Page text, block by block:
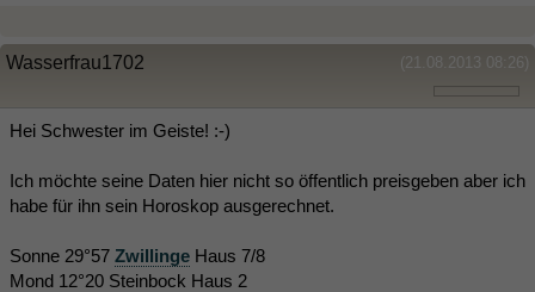
(21.08.2013 08:26)
Wasserfrau1702
Hei Schwester im Geiste! :-)
Ich möchte seine Daten hier nicht so öffentlich preisgeben aber ich
habe für ihn sein Horoskop ausgerechnet.
Sonne 29°57 Zwillinge Haus 7/8
Mond 12°20 Steinbock Haus 2